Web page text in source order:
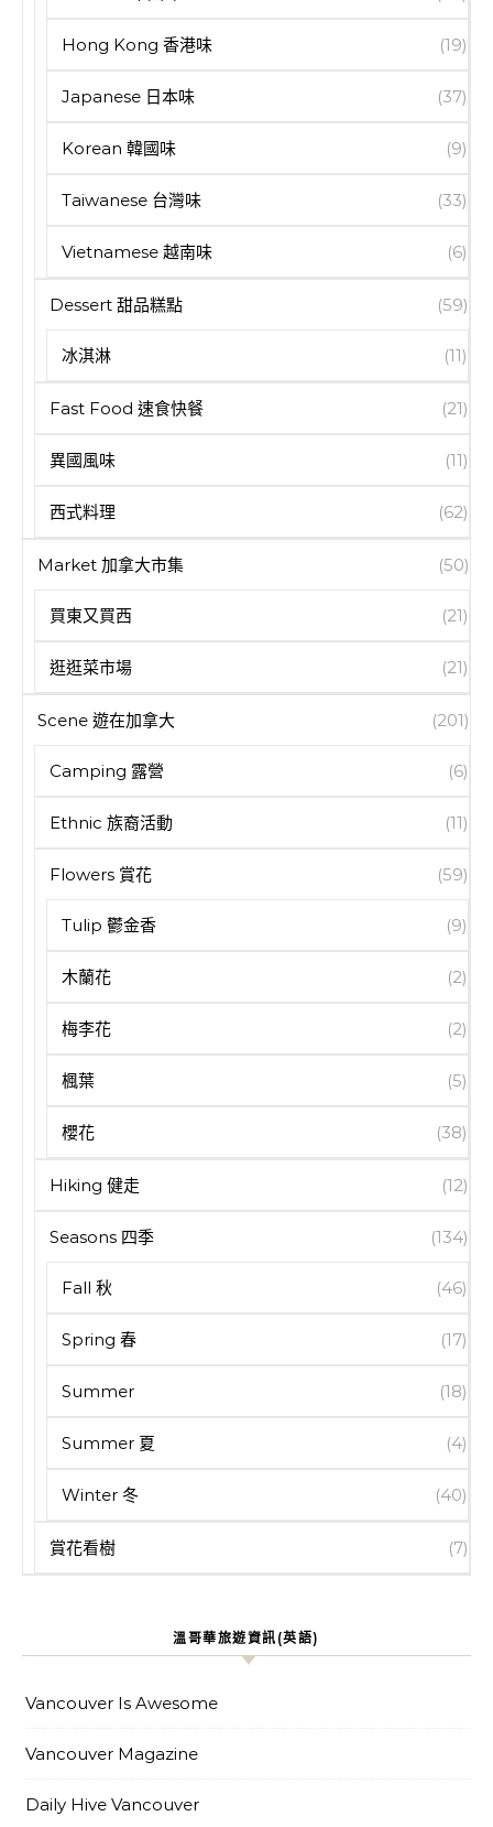
Hong Kong 香港味 (19)
Japanese 日本味 (37)
Korean 韓國味 (9)
Taiwanese 台灣味 (33)
Vietnamese 越南味 (6)
Dessert 甜品糕點 (59)
冰淇淋 (11)
Fast Food 速食快餐 (21)
異國風味 (11)
西式料理 (62)
Market 加拿大市集 (50)
買東又買西 (21)
逛逛菜市場 (21)
Scene 遊在加拿大 (201)
Camping 露營 (6)
Ethnic 族裔活動 (11)
Flowers 賞花 (59)
Tulip 鬱金香 (9)
木蘭花 (2)
梅李花 (2)
楓葉 (5)
櫻花 (38)
Hiking 健走 (12)
Seasons 四季 (134)
Fall 秋 (46)
Spring 春 (17)
Summer (18)
Summer 夏 (4)
Winter 冬 (40)
賞花看樹 (7)
溫哥華旅遊資訊(英語)
Vancouver Is Awesome
Vancouver Magazine
Daily Hive Vancouver